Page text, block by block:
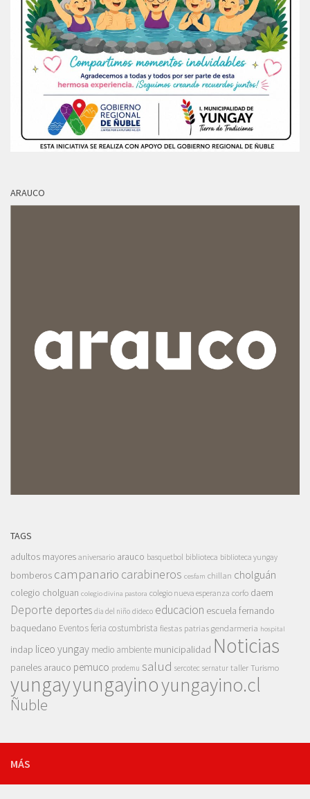
ARAUCO
TAGS
adultos mayores aniversario arauco basquetbol biblioteca biblioteca yungay
bomberos campanario carabineros cesfam chillan cholguán
colegio cholguan colegio divina pastora colegio nueva esperanza corfo daem
Deporte deportes dia del niño dideco educacion escuela fernando
baquedano Eventosferia costumbrista fiestas patrias gendarmeria hospital
indap liceo yungay medio ambiente municipalidad Noticias
paneles arauco pemuco prodemu salud sercotec sernatur taller Turismo
yungayyungayinoyungayino.cl
Ñuble
MÁS